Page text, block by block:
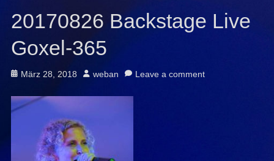
20170826 Backstage Live
Goxel-365
Posted
März 28, 2018 Author
weban Leave a comment